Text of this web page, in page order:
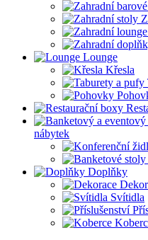
Lounge
Křesla
nábytek
Doplňky
Svítidla